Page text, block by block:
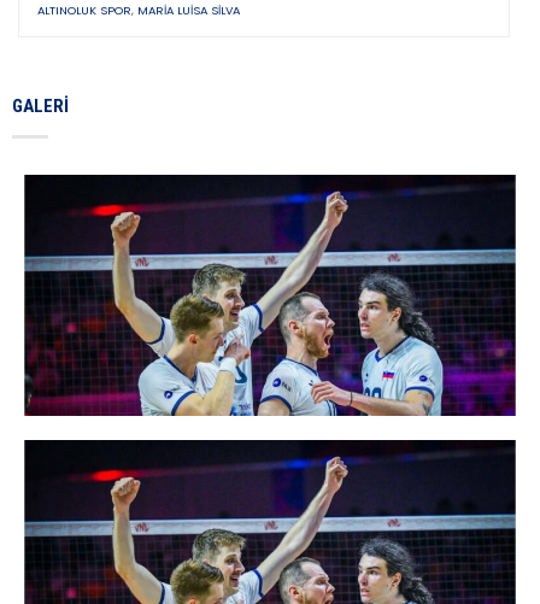
ALTINOLUK SPOR, MARIA LUISA SILVA
GALERI